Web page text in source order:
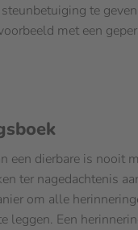
te
met een
een dierbare is nooit
ter nagedachtenis
om alle
leggen. Een